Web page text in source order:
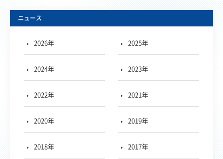
ニュース
2026年 2025年
2024年 2023年
2022年 2021年
2020年 2019年
2018年 2017年